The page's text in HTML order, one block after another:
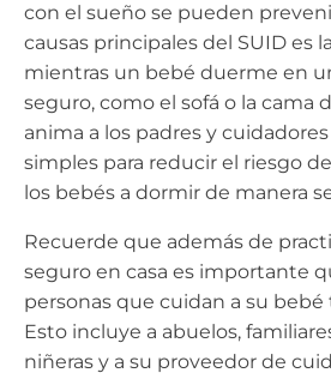
con el sueño se pueden
causas principales del SUID es
mientras un bebé duerme en
seguro, como el sofá o la cama
anima a los padres y
simples para reducir el riesgo
los bebés a dormir de manera
Recuerde que además de
seguro en casa es importante
personas que cuidan a su
Esto incluye a abuelos,
niñeras y a su proveedor de